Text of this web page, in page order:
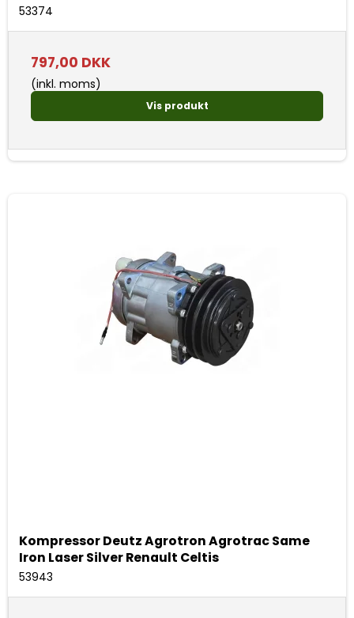
53374
797,00 DKK
(inkl. moms)
Vis produkt
Kompressor Deutz Agrotron Agrotrac Same
Iron Laser Silver Renault Celtis
53943